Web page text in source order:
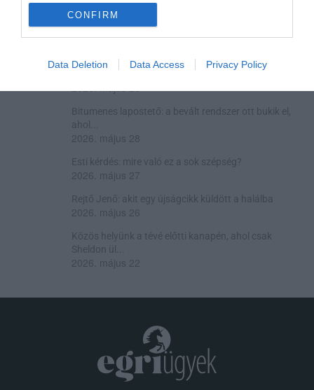
CONFIRM
Data Deletion Data Access Privacy Policy
2026. június 03
Latinovits: a hang, amit nem lehetett lehalkítani
A bekezdés nem halt meg. Csak elgörgettünk mellette
Bitumenes lapostető: a bevált rendszer ott bukik el,
ahol...
2026. május 28
Esti kérdés: mire való ez a sok szépség?
2026. május 27
Rejtő Jenő: akit egy újságcikk küldött a halálba
2026. május 26
Közös helyünk a tévé előtti kanapén, ahol csak
Sheldon ül...
2026. május 22